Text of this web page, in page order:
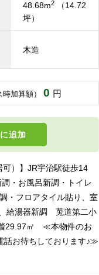
48.68m2
（14.72
坪）
木造
時加算額） 0 円
に追加
可）】JR宇治駅徒歩14
・お風呂新調・トイレ
・フロアタイル貼り、室
給湯器新調 莵道第二小
29.97㎡ ≪本物件のお
話お待ちしております♪≫